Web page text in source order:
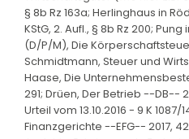
§ 8b Rz 163a; Herlinghaus in
KStG, 2. Aufl., § 8b Rz 200;
(D/P/M), Die
Schmidtmann, Steuer und
Haase, Die
291; Drüen, Der Betrieb --DB--
Urteil vom 13.10.2016 - 9 K
Finanzgerichte --EFG-- 2017,